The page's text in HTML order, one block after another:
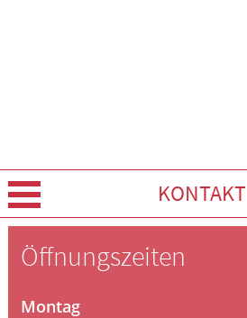
KONTAKT
Über Uns
Öffnungszeiten
Montag